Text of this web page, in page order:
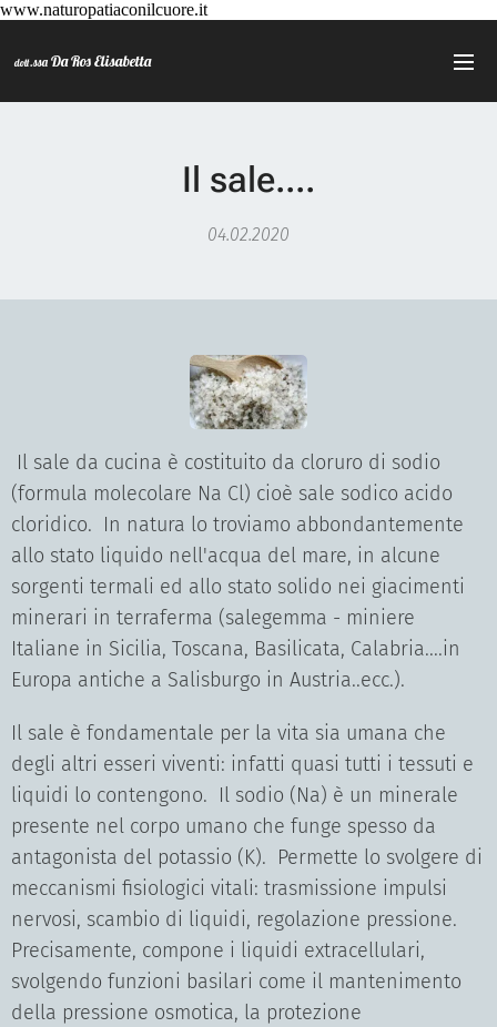
www.naturopatiaconilcuore.it
dott.ssa Da Ros Elisabetta
Il sale....
04.02.2020
Il sale da cucina è costituito da cloruro di sodio
(formula molecolare Na Cl) cioè sale sodico acido
cloridico. In natura lo troviamo abbondantemente
allo stato liquido nell'acqua del mare, in alcune
sorgenti termali ed allo stato solido nei giacimenti
minerari in terraferma (salegemma - miniere
Italiane in Sicilia, Toscana, Basilicata, Calabria....in
Europa antiche a Salisburgo in Austria..ecc.).
Il sale è fondamentale per la vita sia umana che
degli altri esseri viventi: infatti quasi tutti i tessuti e
liquidi lo contengono. Il sodio (Na) è un minerale
presente nel corpo umano che funge spesso da
antagonista del potassio (K). Permette lo svolgere di
meccanismi fisiologici vitali: trasmissione impulsi
nervosi, scambio di liquidi, regolazione pressione.
Precisamente, compone i liquidi extracellulari,
svolgendo funzioni basilari come il mantenimento
della pressione osmotica, la protezione